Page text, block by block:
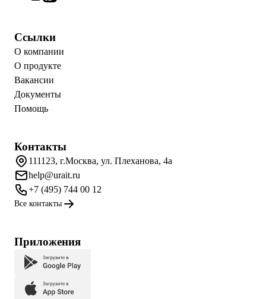
Ссылки
О компании
О продукте
Вакансии
Документы
Помощь
Контакты
111123, г.Москва, ул. Плеханова, 4а
help@urait.ru
+7 (495) 744 00 12
Все контакты
Приложения